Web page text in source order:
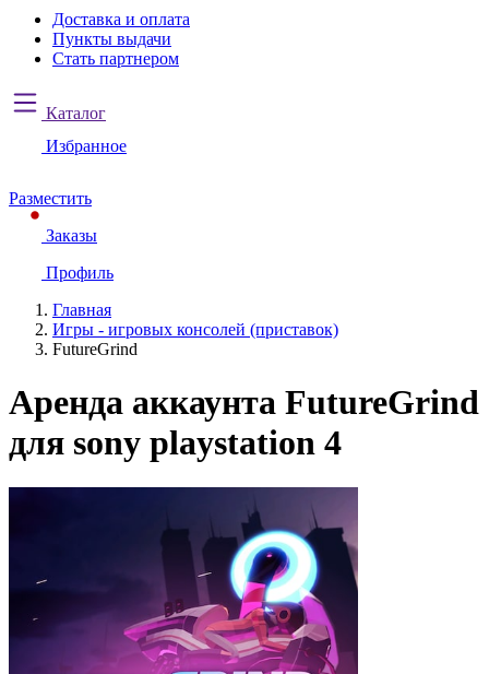
Доставка и оплата
Пункты выдачи
Стать партнером
Каталог
Избранное
Разместить
Заказы
Профиль
Главная
Игры - игровых консолей (приставок)
FutureGrind
Аренда аккаунта FutureGrind
для sony playstation 4